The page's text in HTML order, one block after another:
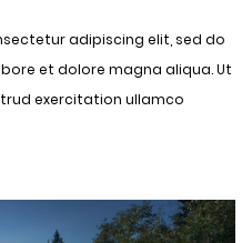
adipiscing elit, sed do
et dolore magna aliqua. Ut
exercitation ullamco